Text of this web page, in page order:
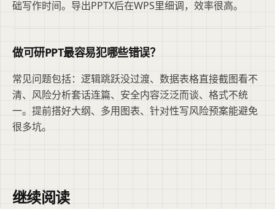
础写作时间。导出PPTX后在WPS里细调，效率很高。
做可研PPT最容易犯哪些错误？
常见问题包括：逻辑跳跃没过渡、数据表格直接截图看不
清、风险分析套话连篇、安全内容泛泛而谈、格式不统
一。提前搭好大纲、多用图表、针对性写风险预案能避免
很多坑。
继续阅读